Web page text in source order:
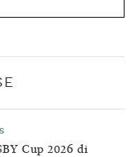
Cup 2026 di